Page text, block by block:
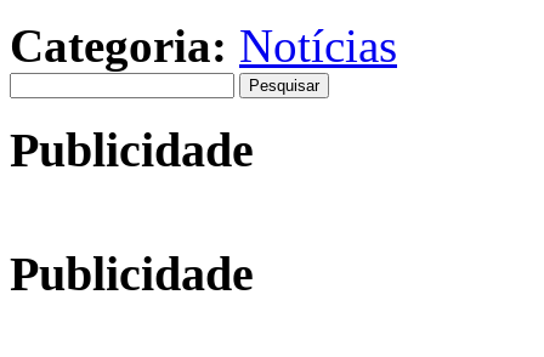
Categoria: Notícias
por:
Publicidade
Publicidade